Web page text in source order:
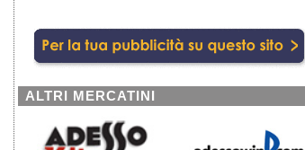
ALTRI MERCATINI